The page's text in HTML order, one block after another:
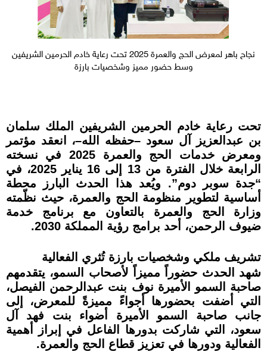
نجاح باهر لمعرض الحج والعمرة 2025 تحت رعاية خادم الحرمين الشريفين
وسط حضور مميز وشخصيات بارزة
تحت رعاية خادم الحرمين الشريفين الملك سلمان
بن عبدالعزيز آل سعود –حفظه الله–، انعقد مؤتمر
ومعرض خدمات الحج والعمرة 2025 في نسخته
الرابعة خلال الفترة من 13 إلى 16 يناير 2025، في
“جدة سوبر دوم”. ويُعد هذا الحدث البارز محطة
أساسية لتطوير منظومة الحج والعمرة، حيث نظّمته
وزارة الحج والعمرة بالتعاون مع برنامج خدمة
ضيوف الرحمن، أحد برامج رؤية المملكة 2030.
تشريف ملكي وشخصيات بارزة تُثري الفعالية
شهد الحدث حضوراً مميزاً لأصحاب السمو، يتقدمهم
صاحبة السمو الأميرة نوف بنت عبدالرحمن الفيصل،
التي أضفت بحضورها أجواءً مميزةً للمعرض، إلى
جانب صاحبة السمو الأميرة أضواء بنت فهد آل
سعود، التي شاركت بدورها الفاعل في إبراز أهمية
الفعالية ودورها في تعزيز قطاع الحج والعمرة.